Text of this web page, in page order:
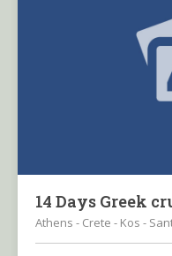
14 Days Greek
Athens - Crete - Kos -